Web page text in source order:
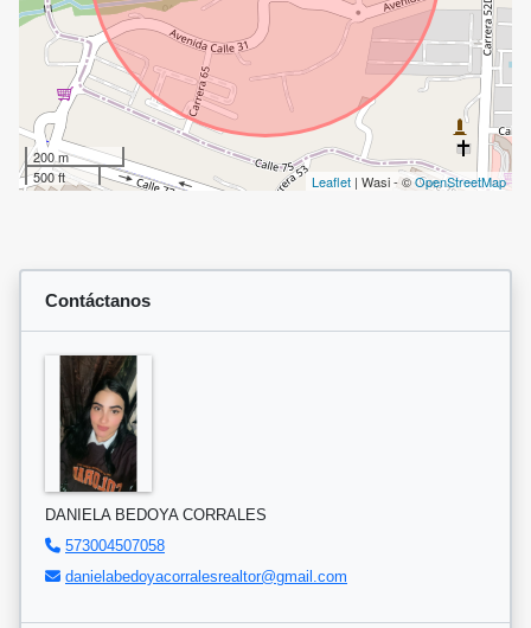
200 m
500 ft
Leaflet | Wasi - ©OpenStreetMap
Contáctanos
DANIELA BEDOYA CORRALES
573004507058
danielabedoyacorralesrealtor@gmail.com